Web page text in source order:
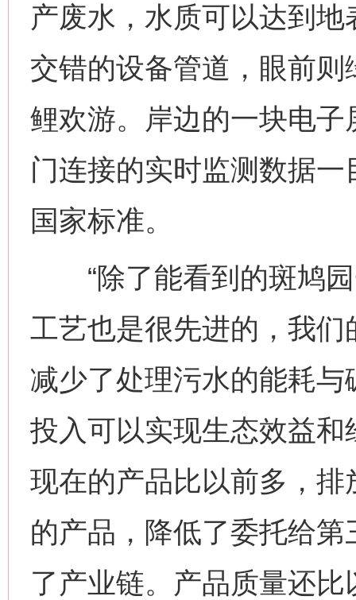
产废水，水质可以达到
交错的设备管道，眼前
鲤欢游。岸边的一块电
门连接的实时监测数据
国家标准。
“除了能看到的斑鸠园
工艺也是很先进的，我
减少了处理污水的能耗与
投入可以实现生态效益和
现在的产品比以前多，
的产品，降低了委托给
了产业链。产品质量还